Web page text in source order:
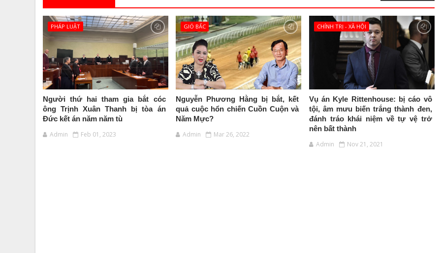
PHÁP LUẬT
Người thứ hai tham gia bắt cóc
ông Trịnh Xuân Thanh bị tòa án
Đức kết án năm năm tù
Admin
Feb 01, 2023
GIÓ BẤC
Nguyễn Phương Hằng bị bắt, kết
quả cuộc hổn chiến Cuồn Cuộn và
Năm Mực?
Admin
Mar 26, 2022
CHÍNH TRỊ - XÃ HỘI
Vụ án Kyle Rittenhouse: bị cáo vô
tội, âm mưu biến trắng thành đen,
đánh tráo khái niệm về tự vệ trở
nên bất thành
Admin
Nov 21, 2021